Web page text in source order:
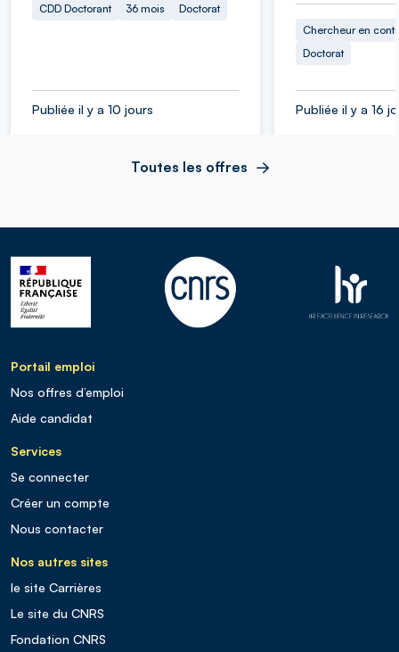
CDD Doctorant 36 mois Doctorat
Publiée il y a 10 jours
Chercheur en
Doctorat
Publiée il y a 16
Toutes les offres
Portail emploi
Nos offres d’emploi
Aide candidat
Services
Se connecter
Créer un compte
Nous contacter
Nos autres sites
le site Carrières
Le site du CNRS
Fondation CNRS